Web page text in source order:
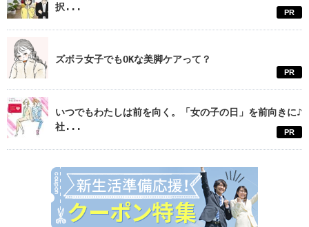
択...
PR
ズボラ女子でもOKな美脚ケアって？
PR
いつでもわたしは前を向く。「女の子の日」を前向きに♪
社...
PR